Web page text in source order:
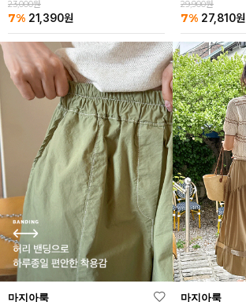
23,000원
7% 21,390원
29,900원
7% 27,810원
마지아룩 마지아룩